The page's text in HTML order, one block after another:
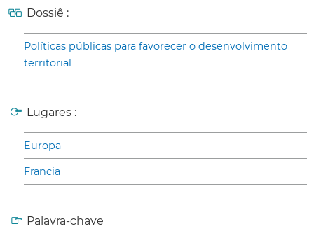
Dossiê :
Políticas públicas para favorecer o desenvolvimento
territorial
Lugares :
Europa
Francia
Palavra-chave